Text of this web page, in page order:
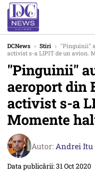
DCNews › Stiri › ''Pinguinii''
activist s-a LIPIT de un avion.
''Pinguinii''
aeroport din
activist s-a
Momente
Autor: Andrei Itu
Data publicării: 31 Oct 2020